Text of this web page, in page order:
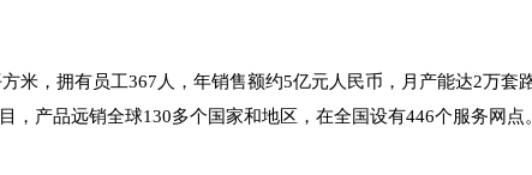
米，拥有员工367人，年销售额约5亿元人民币，月产能达2万套
，产品远销全球130多个国家和地区，在全国设有446个服务网点。